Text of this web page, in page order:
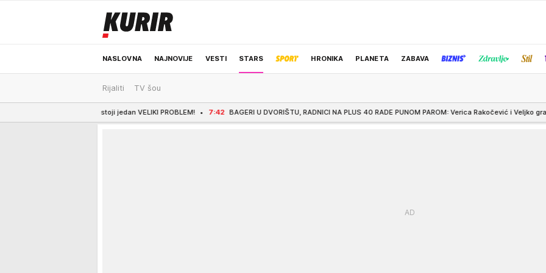
NASLOVNA NAJNOVIJE VESTI STARS HRONIKA PLANETA ZABAVA
ODRŽIVA BUDUĆNOST
Rijaliti TV šou
postoji jedan VELIKI PROBLEM! 7:42 BAGERI U DVORIŠTU, RADNICI NA PLUS 40 RADE PUNOM PAROM: Verica Rakočević i Veljko grade bazen na Avali,